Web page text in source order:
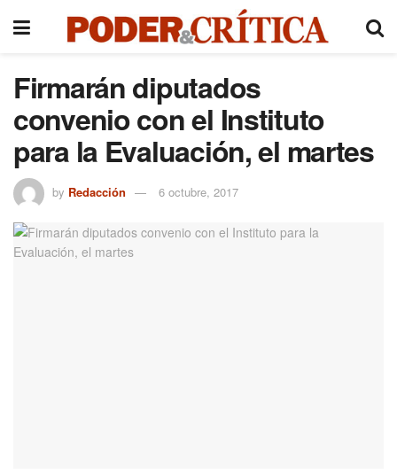
Firmarán diputados
convenio con el Instituto
para la Evaluación, el martes
by Redacción 6 octubre, 2017